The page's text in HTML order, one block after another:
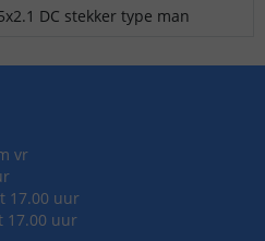
DC stekker type man
vr
17.00 uur
17.00 uur